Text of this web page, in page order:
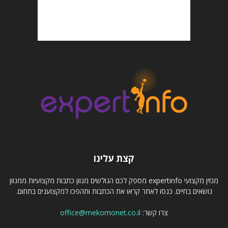
קצת עלינו
מגזין מקצועי expertinfo מספק לכם הגולשים מגוון כתבות מקצועיות ממגוון
נושאים בחיים. כנסו לאתר קראו את הכתבות ותהפכו למקצוענים בתחום.
צרו קשר: office@mekomonet.co.il